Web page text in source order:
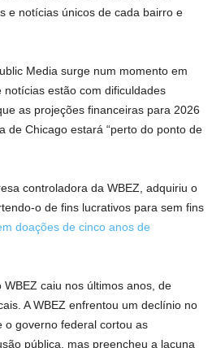
e notícias únicos de cada bairro e
Media surge num momento em
estão com dificuldades
as projeções financeiras para 2026
de Chicago estará “perto do ponto de
controladora da WBEZ, adquiriu o
o de fins lucrativos para sem fins
doações de cinco anos de
caiu nos últimos anos, de
A WBEZ enfrentou um declínio no
o governo federal cortou as
pública, mas preencheu a lacuna